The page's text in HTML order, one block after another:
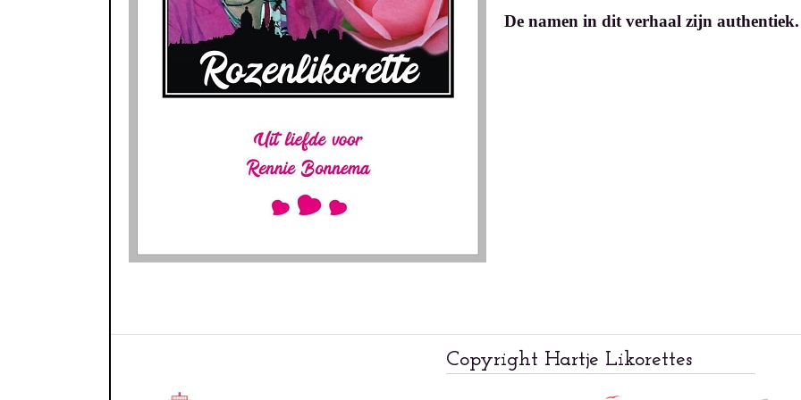
De namen in dit verhaal zijn
Copyright Hartje Likorettes